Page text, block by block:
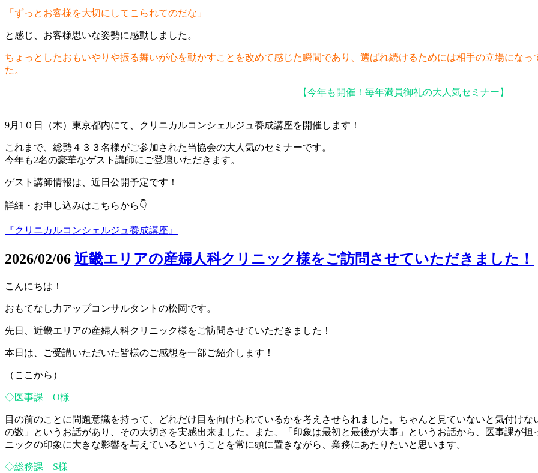
「ずっとお客様を大切にしてこられてのだな」
と感じ、お客様思いな姿勢に感動しました。
ちょっとしたおもいやりや振る舞いが心を動かすことを改めて感じた瞬間であり、選ばれ続けるためには相手の立場にな
た。
【今年も開催！毎年満員御礼の大人気セミナー】
9月1０日（木）東京都内にて、クリニカルコンシェルジュ養成講座を開催します！
これまで、総勢４３３名様がご参加された当協会の大人気のセミナーです。
今年も2名の豪華なゲスト講師にご登壇いただきます。
ゲスト講師情報は、近日公開予定です！
詳細・お申し込みはこちらから👇
『クリニカルコンシェルジュ養成講座』
2026/02/06 近畿エリアの産婦人科クリニック様をご訪問させていただきました！
こんにちは！
おもてなし力アップコンサルタントの松岡です。
先日、近畿エリアの産婦人科クリニック様をご訪問させていただきました！
本日は、ご受講いただいた皆様のご感想を一部ご紹介します！
（ここから）
◇医事課 O様
目の前のことに問題意識を持って、どれだけ目を向けられているかを考えさせられました。ちゃんと見ていないと気付け
の数」というお話があり、その大切さを実感出来ました。また、「印象は最初と最後が大事」というお話から、医事課が
ニックの印象に大きな影響を与えているということを常に頭に置きながら、業務にあたりたいと思います。
◇総務課 S様